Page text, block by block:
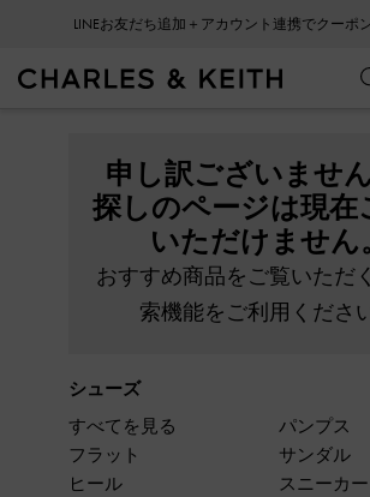
LINEお友だち追加＋アカウント連携でクーポ
申し訳ございませ
探しのページは現在
いただけません。
おすすめ商品をご覧いただ
索機能をご利用ください
シューズ
すべてを見る
フラット
ヒール
パンプス
サンダル
スニーカー